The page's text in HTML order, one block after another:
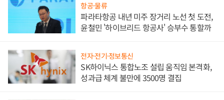
항공·물류
파라타항공 내년 미주 장거리 노선 첫 도전,
윤철민 '하이브리드 항공사' 승부수 통할까
전자·전기·정보통신
SK하이닉스 통합노조 설립 움직임 본격화,
성과급 체계 불만에 3500명 결집